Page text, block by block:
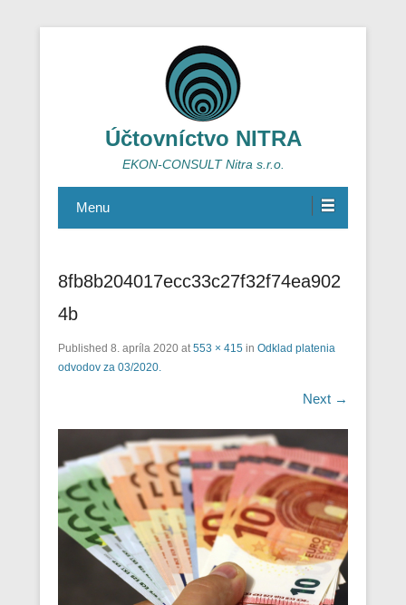
Účtovníctvo NITRA
EKON-CONSULT Nitra s.r.o.
Menu
8fb8b204017ecc33c27f32f74ea902
4b
Published 8. apríla 2020 at553 × 415 in Odklad platenia
odvodov za 03/2020.
Next →